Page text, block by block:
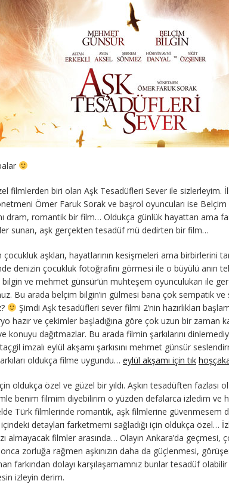
filmlerden biri olan Aşk Tesadüfleri Sever ile sizlerleyim.
Ömer Faruk Sorak ve başrol oyuncuları ise
dram, romantik bir film… Oldukça günlük hayattan ama
sunan, aşk gerçekten tesadüf mü dedirten bir film…
aşkları, hayatlarının kesişmeleri ama birbirlerini
denizin çocukluk fotoğrafını görmesi ile o büyülü anın
ve mehmet günsür’ün muhteşem oyunculukarı ile
Bu arada belçim bilgin’in gülmesi bana çok sempatik
Şimdi Aşk tesadüfleri sever filmi 2’nin hazırlıkları
hazır ve çekimler başladığına göre çok uzun bir zaman
konuyu dağıtmazlar. Bu arada filmin şarkılarını
imzalı eylül akşamı şarkısını mehmet günsür
oldukça filme uygundu… eylül akşamı için tık
oldukça özel ve güzel bir yıldı. Aşkın tesadüften fazlası
benim filmim diyebilirim o yüzden defalarca izledim ve
Türk filmlerinde romantik, aşk filmlerine güvenmesem
içindeki detayları farketmemi sağladığı için oldukça özel…
almayacak filmler arasında… Olayın Ankara’da geçmesi,
zorluğa rağmen aşkınızın daha da güçlenmesi,
farkından dolayı karşılaşamamnız bunlar tesadüf
izleyin derim.